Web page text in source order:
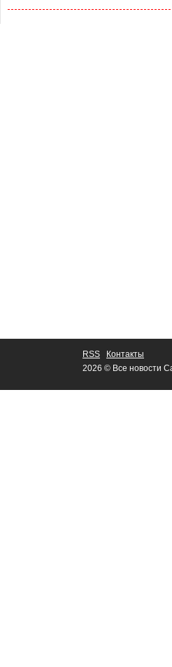
RSS
Контакты
2026 © Все новости